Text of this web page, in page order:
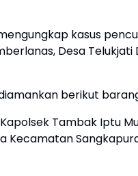
kasus
Desa
berikut
Tambak Iptu